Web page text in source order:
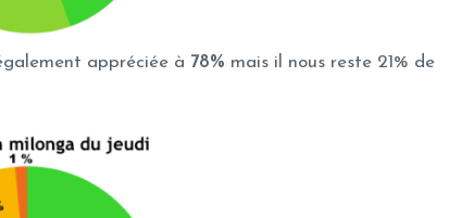
appréciée à 78% mais il nous reste 21% de